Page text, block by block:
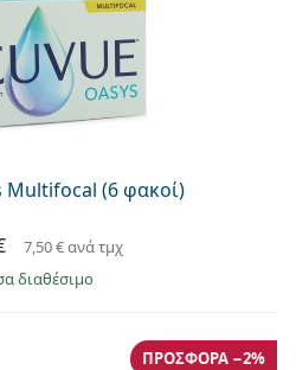
Multifocal (6 φακοί)
7,50 €ανά τμχ
διαθέσιμο
ΠΡΟΣΦΟΡΆ −2%